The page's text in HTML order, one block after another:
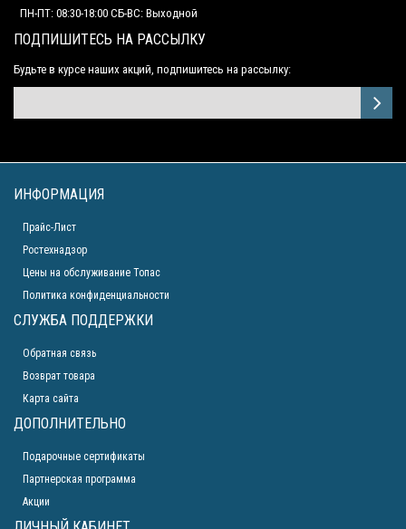
ПН-ПТ: 08:30-18:00 СБ-ВС: Выходной
ПОДПИШИТЕСЬ НА РАССЫЛКУ
Будьте в курсе наших акций, подпишитесь на рассылку:
ИНФОРМАЦИЯ
Прайс-Лист
Ростехнадзор
Цены на обслуживание Топас
Политика конфиденциальности
СЛУЖБА ПОДДЕРЖКИ
Обратная связь
Возврат товара
Карта сайта
ДОПОЛНИТЕЛЬНО
Подарочные сертификаты
Партнерская программа
Акции